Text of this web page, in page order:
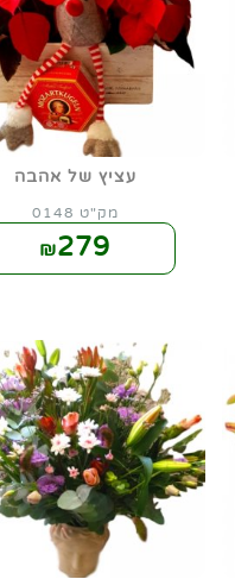
עציץ של אהבה
מק"ט 0148
₪279